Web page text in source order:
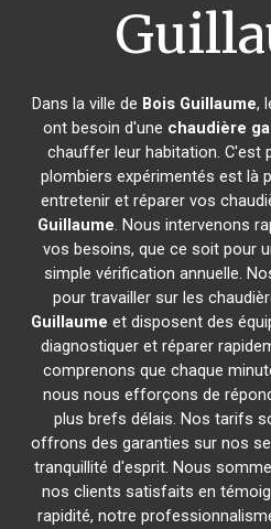
Dans la ville de Bois Guillaume,
ont besoin d'une chaudière
chauffer leur habitation. C'est
plombiers expérimentés est là
entretenir et réparer vos
Guillaume. Nous intervenons
vos besoins, que ce soit pour
simple vérification annuelle.
pour travailler sur les
Guillaume et disposent des
diagnostiquer et réparer
comprenons que chaque
nous nous efforçons de
plus brefs délais. Nos tarifs
offrons des garanties sur nos
tranquillité d'esprit. Nous
nos clients satisfaits en
rapidité, notre